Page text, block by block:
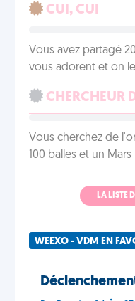
CUI, CUI
Vous avez partagé
vous adorent et on
CHERCHEUR
Vous cherchez de
100 balles et un
LA LISTE
WEEXO - VDM EN